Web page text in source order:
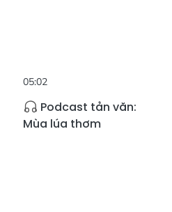
05:02
Podcast tản văn:
Mùa lúa thơm